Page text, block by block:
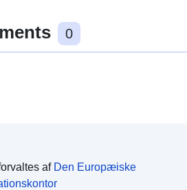
0
af Den Europæiske